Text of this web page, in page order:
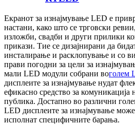
Екранот за изнајмување LED е
настани, како што се трговски
изложби, свадби и други прилики
прикази. Тие се дизајнирани да
инсталирање и расклопување и со
прави погодни за цели за
мали LED модули собрани воголем
дисплеите за изнајмување нудат
ефикасно средство за комуникација
публика. Достапно во различни
LED дисплеите за изнајмување може
исполнат специфичните барања.